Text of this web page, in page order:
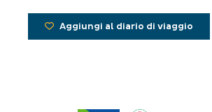
de-la-Mer : piscine, jardin
verdoyant de 2 hectares avec
Aggiungi al diario di viaggio